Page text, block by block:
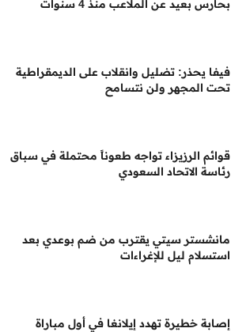
بحارس بعيد عن الملاعب منذ 4 سنوات
فيفا يحذر: تضليل وانقلاب على الديمقراطية
تحت المجهر ولن نتسامح
قوائم الرزيزاء تواجه طعوناً محتملة في سباق
رئاسة الاتحاد السعودي
مانشستر سيتي يقترب من ضم بوعدي بعد
استسلام ليل للإغراءات
إصابة خطيرة تهدد إيلانغا في أول مباراة